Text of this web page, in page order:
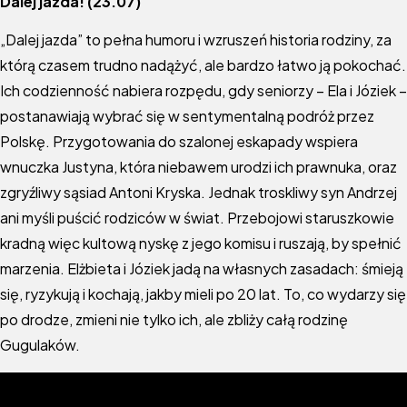
„Dalej jazda” to pełna humoru i wzruszeń historia rodziny, za
którą czasem trudno nadążyć, ale bardzo łatwo ją pokochać.
Ich codzienność nabiera rozpędu, gdy seniorzy – Ela i Józiek –
postanawiają wybrać się w sentymentalną podróż przez
Polskę. Przygotowania do szalonej eskapady wspiera
wnuczka Justyna, która niebawem urodzi ich prawnuka, oraz
zgryźliwy sąsiad Antoni Kryska. Jednak troskliwy syn Andrzej
ani myśli puścić rodziców w świat. Przebojowi staruszkowie
kradną więc kultową nyskę z jego komisu i ruszają, by spełnić
marzenia. Elżbieta i Józiek jadą na własnych zasadach: śmieją
się, ryzykują i kochają, jakby mieli po 20 lat. To, co wydarzy się
po drodze, zmieni nie tylko ich, ale zbliży całą rodzinę
Gugulaków.